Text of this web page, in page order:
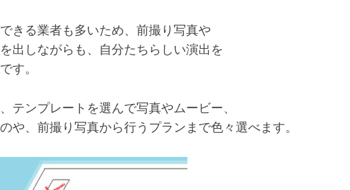
きる業者も多いため、前撮り写真や
出しながらも、自分たちらしい演出を
す。
テンプレートを選んで写真やムービー、
や、前撮り写真から行うプランまで色々選べます。